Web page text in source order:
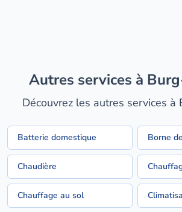
Autres services à
Découvrez les autres services à
Batterie domestique Borne
Chaudière
Chauffage au sol